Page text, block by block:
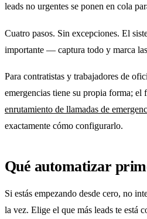
leads no urgentes se ponen en cola
Cuatro pasos. Sin excepciones. El
importante — captura todo y marca
Para contratistas y trabajadores de
emergencias tiene su propia forma; el
enrutamiento de llamadas de
exactamente cómo configurarlo.
Qué automatizar
Si estás empezando desde cero, no
la vez. Elige el que más leads te está